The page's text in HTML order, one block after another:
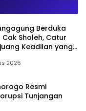
Berduka
Sholeh, Catur
Keadilan yang
2026
Resmi
Tunjangan